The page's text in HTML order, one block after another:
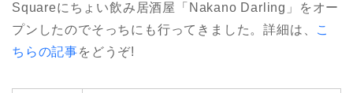
Squareにちょい飲み居酒屋「Nakano Darling」をオー
プンしたのでそっちにも行ってきました。詳細は、 こ
ちらの記事をどうぞ!